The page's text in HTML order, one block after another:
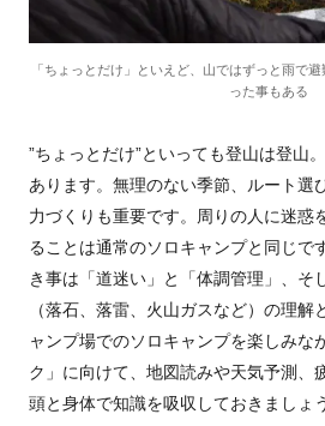
「ちょっとだけ」といえど、山ではずっと雨で
った事もある
”ちょっとだけ”といっても登山は登山
あります。無理のない季節、ルート選
力づくりも重要です。周りの人に迷惑
ることは通常のソロキャンプと同じで
き事は「道迷い」と「体調管理」、そ
（落石、落雷、火山ガスなど）の理解
ャンプ場でのソロキャンプを楽しみな
ク」に向けて、地図読みや天気予測、
頭と身体で知識を吸収しておきましょう